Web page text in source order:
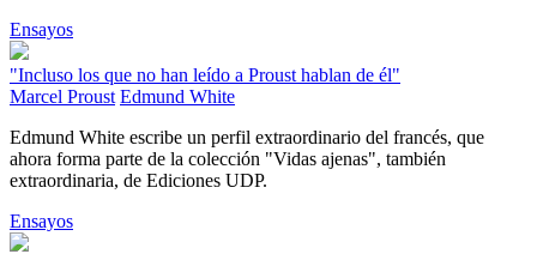
Ensayos
"Incluso los que no han leído a Proust hablan de él"
Marcel Proust Edmund White
Edmund White escribe un perfil extraordinario del francés, que
ahora forma parte de la colección "Vidas ajenas", también
extraordinaria, de Ediciones UDP.
Ensayos